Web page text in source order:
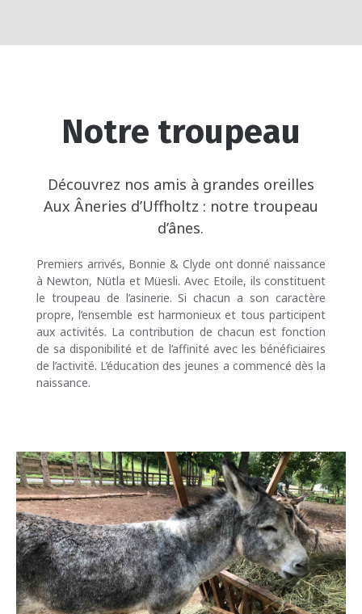
Notre troupeau
Découvrez nos amis à grandes oreilles
Aux Âneries d’Uffholtz : notre troupeau
d’ânes.
Premiers arrivés, Bonnie & Clyde ont donné naissance
à Newton, Nütla et Müesli. Avec Etoile, ils constituent
le troupeau de l’asinerie. Si chacun a son caractère
propre, l’ensemble est harmonieux et tous participent
aux activités. La contribution de chacun est fonction
de sa disponibilité et de l’affinité avec les bénéficiaires
de l’activité. L’éducation des jeunes a commencé dès la
naissance.